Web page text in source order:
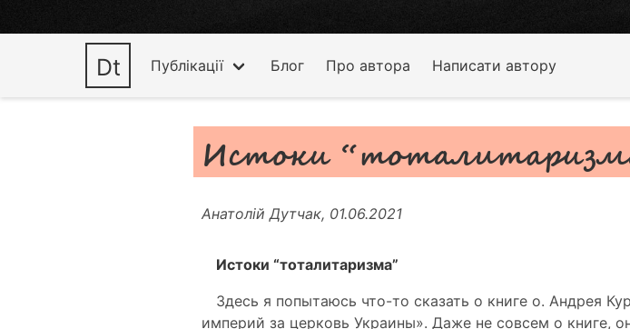
Dt Публікації Блог Про автора Написати автору
Истоки
Анатолій Дутчак, 01.06.2021
Истоки “тоталитаризма”
Здесь я попытаюсь что-то сказать о книге о. Андрея
империй за церковь Украины». Даже не совсем о книге,